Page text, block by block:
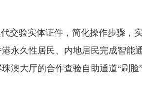
验实体证件，简化操作步骤，
永久性居民、内地居民完成智能
澳大厅的合作查验自助通道“刷脸”